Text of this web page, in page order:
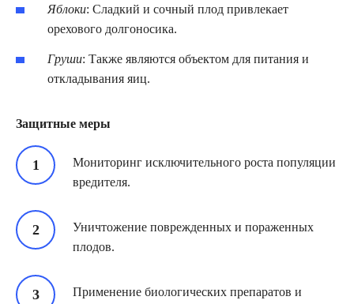
Яблоки: Сладкий и сочный плод привлекает
орехового долгоносика.
Груши: Также являются объектом для питания и
откладывания яиц.
Защитные меры
Мониторинг исключительного роста популяции
вредителя.
Уничтожение поврежденных и пораженных
плодов.
Применение биологических препаратов и